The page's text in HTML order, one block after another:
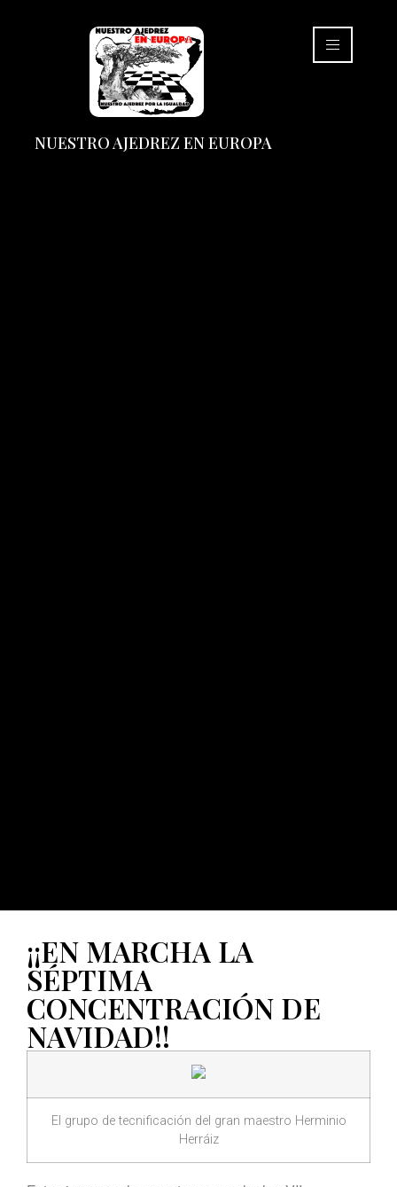
NUESTRO AJEDREZ EN EUROPA
¡¡EN MARCHA LA
SÉPTIMA
CONCENTRACIÓN DE
NAVIDAD!!
El grupo de tecnificación del gran maestro Herminio
Herráiz